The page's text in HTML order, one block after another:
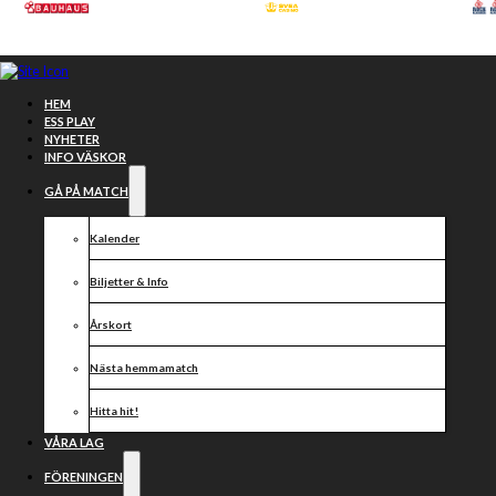
Hoppa till huvudinnehåll
HEM
ESS PLAY
NYHETER
INFO VÄSKOR
GÅ PÅ MATCH
Kalender
Biljetter & Info
Årskort
Nästa hemmamatch
Hitta hit!
VÅRA LAG
FÖRENINGEN
Sur förlust